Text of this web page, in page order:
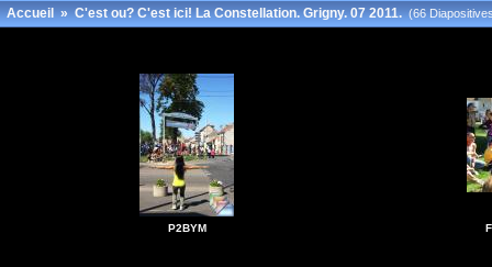
Accueil»C'est ou? C'est ici! La Constellation. Grigny. 07 2011. (66
P2BYM